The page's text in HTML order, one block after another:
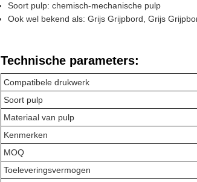
Soort pulp: chemisch-mechanische pulp
Ook wel bekend als: Grijs Grijpbord, Grijs
Technische parameters:
Compatibele drukwerk
Soort pulp
Materiaal van pulp
Kenmerken
MOQ
Toeleveringsvermogen